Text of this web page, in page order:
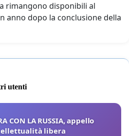
rimangono disponibili al
anno dopo la conclusione della
utenti
CON LA RUSSIA, appello
libera